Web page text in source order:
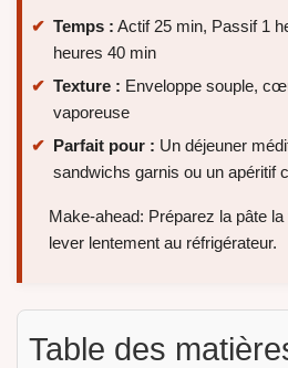
Temps : Actif 25 min, Passif 1
heures 40 min
Texture : Enveloppe souple,
vaporeuse
Parfait pour : Un déjeuner
sandwichs garnis ou un apéritif
Make-ahead: Préparez la pâte
lever lentement au réfrigérateur.
Table des